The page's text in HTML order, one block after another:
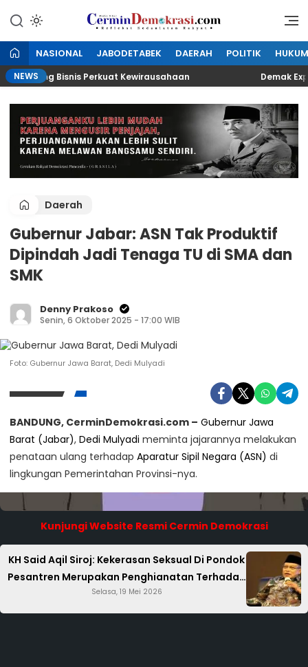
konten
CerminDemokrasi.com
Refleksi Kedaulatan Rakyat
NASIONAL JABODETABEK DAERAH POLITIK HUKUM
NEWS Bisnis Perkuat Kewirausahaan Demak Expo
Daerah
Gubernur Jabar: ASN Tak Produktif
Dipindah Jadi Tenaga TU di SMA dan
SMK
Denny Prakoso
Senin, 6 Oktober 2025 - 17:00 WIB
Foto: Gubernur Jawa Barat, Dedi Mulyadi
BANDUNG, CerminDemokrasi.com – Gubernur Jawa
Barat (Jabar), Dedi Mulyadi meminta jajarannya melakukan
penataan ulang terhadap Aparatur Sipil Negara (ASN) di
lingkungan Pemerintahan Provinsi-nya.
Kunjungi Website Resmi Cermin Demokrasi
KH Said Aqil Siroj: Kekerasan Seksual Di Pondok
Pesantren Merupakan Penghianatan Terhadap
Agama
Selasa, 19 Mei 2026